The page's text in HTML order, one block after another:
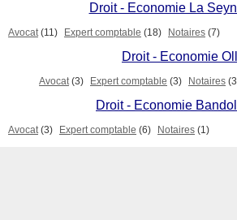
Droit - Economie La
Avocat (11) Expert comptable (18) Notaires (7)
Droit - Economie
Avocat (3) Expert comptable (3) Notaires
Droit - Economie Bandol
Avocat (3) Expert comptable (6) Notaires (1)